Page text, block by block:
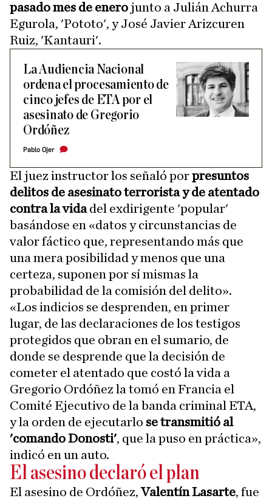
pasado mes de enerojunto a Julián Achurra
Egurola, 'Pototo', y José Javier Arizcuren
Ruiz, 'Kantauri'.
La Audiencia Nacional
ordena el procesamiento de
cinco jefes de ETA por el
asesinato de Gregorio
Ordóñez
Pablo Ojer
El juez instructor los señaló porpresuntos
delitos de asesinato terrorista y de atentado
contra la vidadel exdirigente 'popular'
basándose en «datos y circunstancias de
valor fáctico que, representando más que
una mera posibilidad y menos que una
certeza, suponen por sí mismas la
probabilidad de la comisión del delito».
«Los indicios se desprenden, en primer
lugar, de las declaraciones de los testigos
protegidos que obran en el sumario, de
donde se desprende que la decisión de
cometer el atentado que costó la vida a
Gregorio Ordóñez la tomó en Francia el
Comité Ejecutivo de la banda criminal ETA,
y la orden de ejecutarlo se transmitió al
'comando Donosti', que la puso en práctica»,
indicó en un auto.
El asesino declaró el plan
El asesino de Ordóñez,Valentín Lasarte, fue